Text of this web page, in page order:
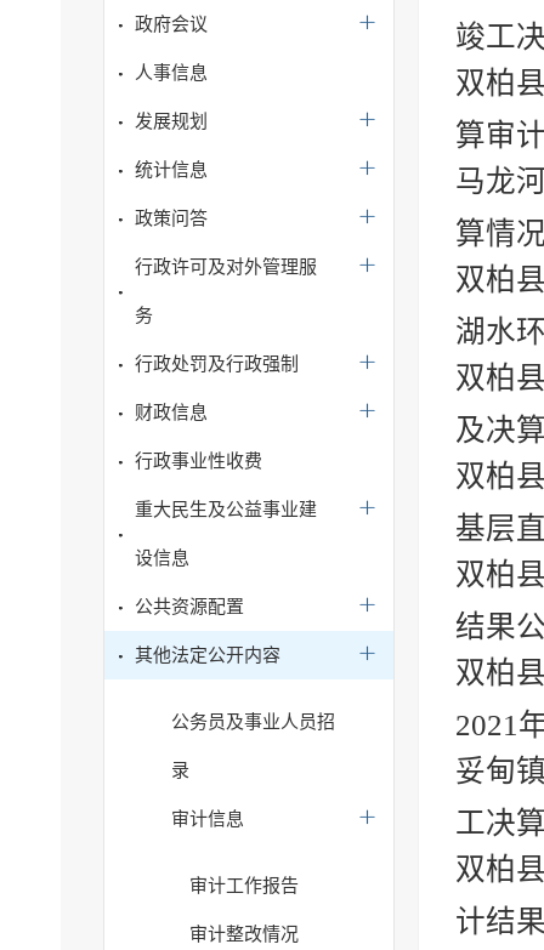
政府会议
人事信息
发展规划
统计信息
政策问答
行政许可及对外管理服
务
行政处罚及行政强制
财政信息
行政事业性收费
重大民生及公益事业建
设信息
公共资源配置
其他法定公开内容
公务员及事业人员招
录
审计信息
审计工作报告
审计整改情况
竣工
双柏
算审
马龙
算情
双柏
湖水
双柏
及决
双柏
基层
双柏
结果
双柏
2021
妥甸
工决
双柏
计结